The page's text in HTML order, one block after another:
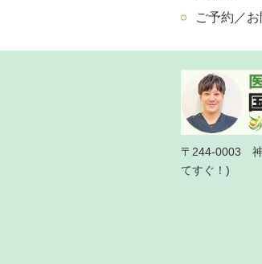
ご予約／
〒244-0003 神
てすぐ！)